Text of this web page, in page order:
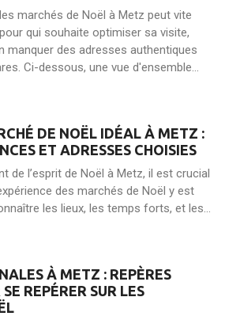
marchés de Noël à Metz peut vite
qui souhaite optimiser sa visite,
manquer des adresses authentiques
Ci-dessous, une vue d'ensemble...
DE NOËL IDÉAL À METZ :
ET ADRESSES CHOISIES
de l’esprit de Noël à Metz, il est crucial
des marchés de Noël y est
les lieux, les temps forts, et les...
À METZ : REPÈRES
REPÉRER SUR LES